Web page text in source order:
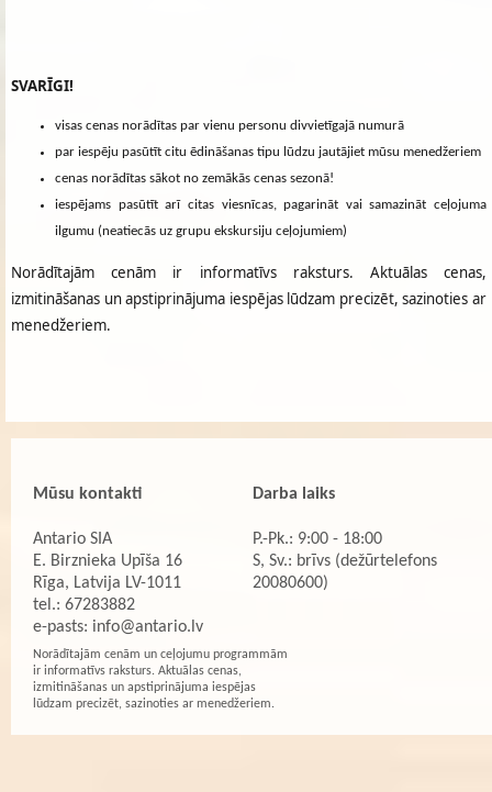
SVARĪGI!
visas cenas norādītas par vienu personu divvietīgajā numurā
par iespēju pasūtīt citu ēdināšanas tipu lūdzu jautājiet mūsu menedžeriem
cenas norādītas sākot no zemākās cenas sezonā!
iespējams pasūtīt arī citas viesnīcas, pagarināt vai samazināt ceļojuma
ilgumu (neatiecās uz grupu ekskursiju ceļojumiem)
Norādītajām cenām ir informatīvs raksturs. Aktuālas cenas,
izmitināšanas un apstiprinājuma iespējas lūdzam precizēt, sazinoties ar
menedžeriem.
Mūsu kontakti
Antario SIA
E. Birznieka Upīša 16
Rīga, Latvija LV-1011
tel.: 67283882
e-pasts: info@antario.lv
Darba laiks
P.-Pk.: 9:00 - 18:00
S, Sv.: brīvs (dežūrtelefons
20080600)
Norādītajām cenām un ceļojumu programmām
ir informatīvs raksturs. Aktuālas cenas,
izmitināšanas un apstiprinājuma iespējas
lūdzam precizēt, sazinoties ar menedžeriem.